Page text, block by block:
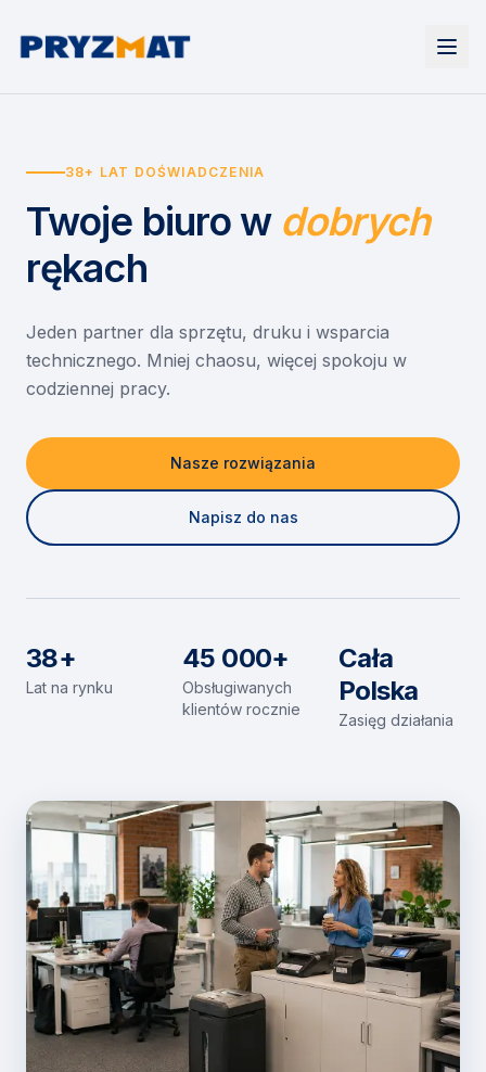
Urządzenia
Drukarki i urządzenia wielofunkcyjne
Etykiety i identyfikacja
Skanery i obieg dokumentów
Monitory interaktywne
Niszczarki dokumentów
Wynajem drukarek
Wynajem urządzeń biurowych
Asystent druku
EZD RP
Misja szkoła
Serwis
O nas
Kontakt
38+ LAT DOŚWIADCZENIA
Twoje biuro w dobrych
rękach
Jeden partner dla sprzętu, druku i wsparcia
technicznego. Mniej chaosu, więcej spokoju w
codziennej pracy.
Nasze rozwiązania
Napisz do nas
38+
Lat na rynku
45 000+
Obsługiwanych
klientów rocznie
Cała
Polska
Zasięg działania